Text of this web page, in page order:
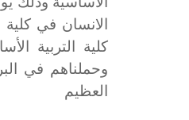
الانسان في
كلية التربية
وحملناهم في
العظيم